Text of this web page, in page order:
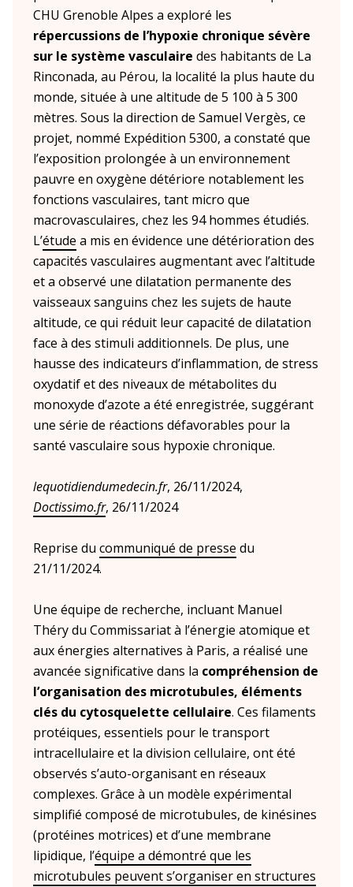
CHU Grenoble Alpes a exploré les
répercussions de l’hypoxie chronique sévère
sur le système vasculaire des habitants de La
Rinconada, au Pérou, la localité la plus haute du
monde, située à une altitude de 5 100 à 5 300
mètres. Sous la direction de Samuel Vergès, ce
projet, nommé Expédition 5300, a constaté que
l’exposition prolongée à un environnement
pauvre en oxygène détériore notablement les
fonctions vasculaires, tant micro que
macrovasculaires, chez les 94 hommes étudiés.
L’étude a mis en évidence une détérioration des
capacités vasculaires augmentant avec l’altitude
et a observé une dilatation permanente des
vaisseaux sanguins chez les sujets de haute
altitude, ce qui réduit leur capacité de dilatation
face à des stimuli additionnels. De plus, une
hausse des indicateurs d’inflammation, de stress
oxydatif et des niveaux de métabolites du
monoxyde d’azote a été enregistrée, suggérant
une série de réactions défavorables pour la
santé vasculaire sous hypoxie chronique.
lequotidiendumedecin.fr, 26/11/2024,
Doctissimo.fr, 26/11/2024
Reprise du communiqué de presse du
21/11/2024.
Une équipe de recherche, incluant Manuel
Théry du Commissariat à l’énergie atomique et
aux énergies alternatives à Paris, a réalisé une
avancée significative dans la compréhension de
l’organisation des microtubules, éléments
clés du cytosquelette cellulaire. Ces filaments
protéiques, essentiels pour le transport
intracellulaire et la division cellulaire, ont été
observés s’auto-organisant en réseaux
complexes. Grâce à un modèle expérimental
simplifié composé de microtubules, de kinésines
(protéines motrices) et d’une membrane
lipidique, l’équipe a démontré que les
microtubules peuvent s’organiser en structures